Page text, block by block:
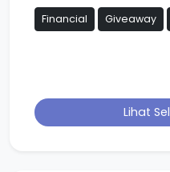
Financial Giveaway
Lihat